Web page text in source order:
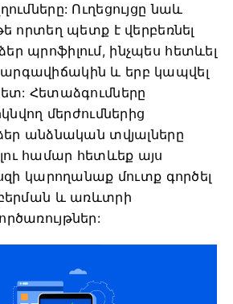
Ուղեցույցը նաև
որտեղ պետք է վերբեռնել
պրոֆիլում, ինչպես հետևել
և երբ կապվել
Հետաձգումները
մերժումներից
անձնական տվյալները
համար հետևեք այս
կարողանաք մուտք գործել
և առևտրի